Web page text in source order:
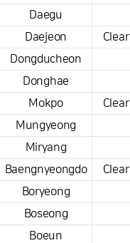
Daegu
Daejeon
Clear
Dongducheon
Donghae
Mokpo
Clear
Mungyeong
Miryang
Baengnyeongdo
Clear
Boryeong
Boseong
Boeun